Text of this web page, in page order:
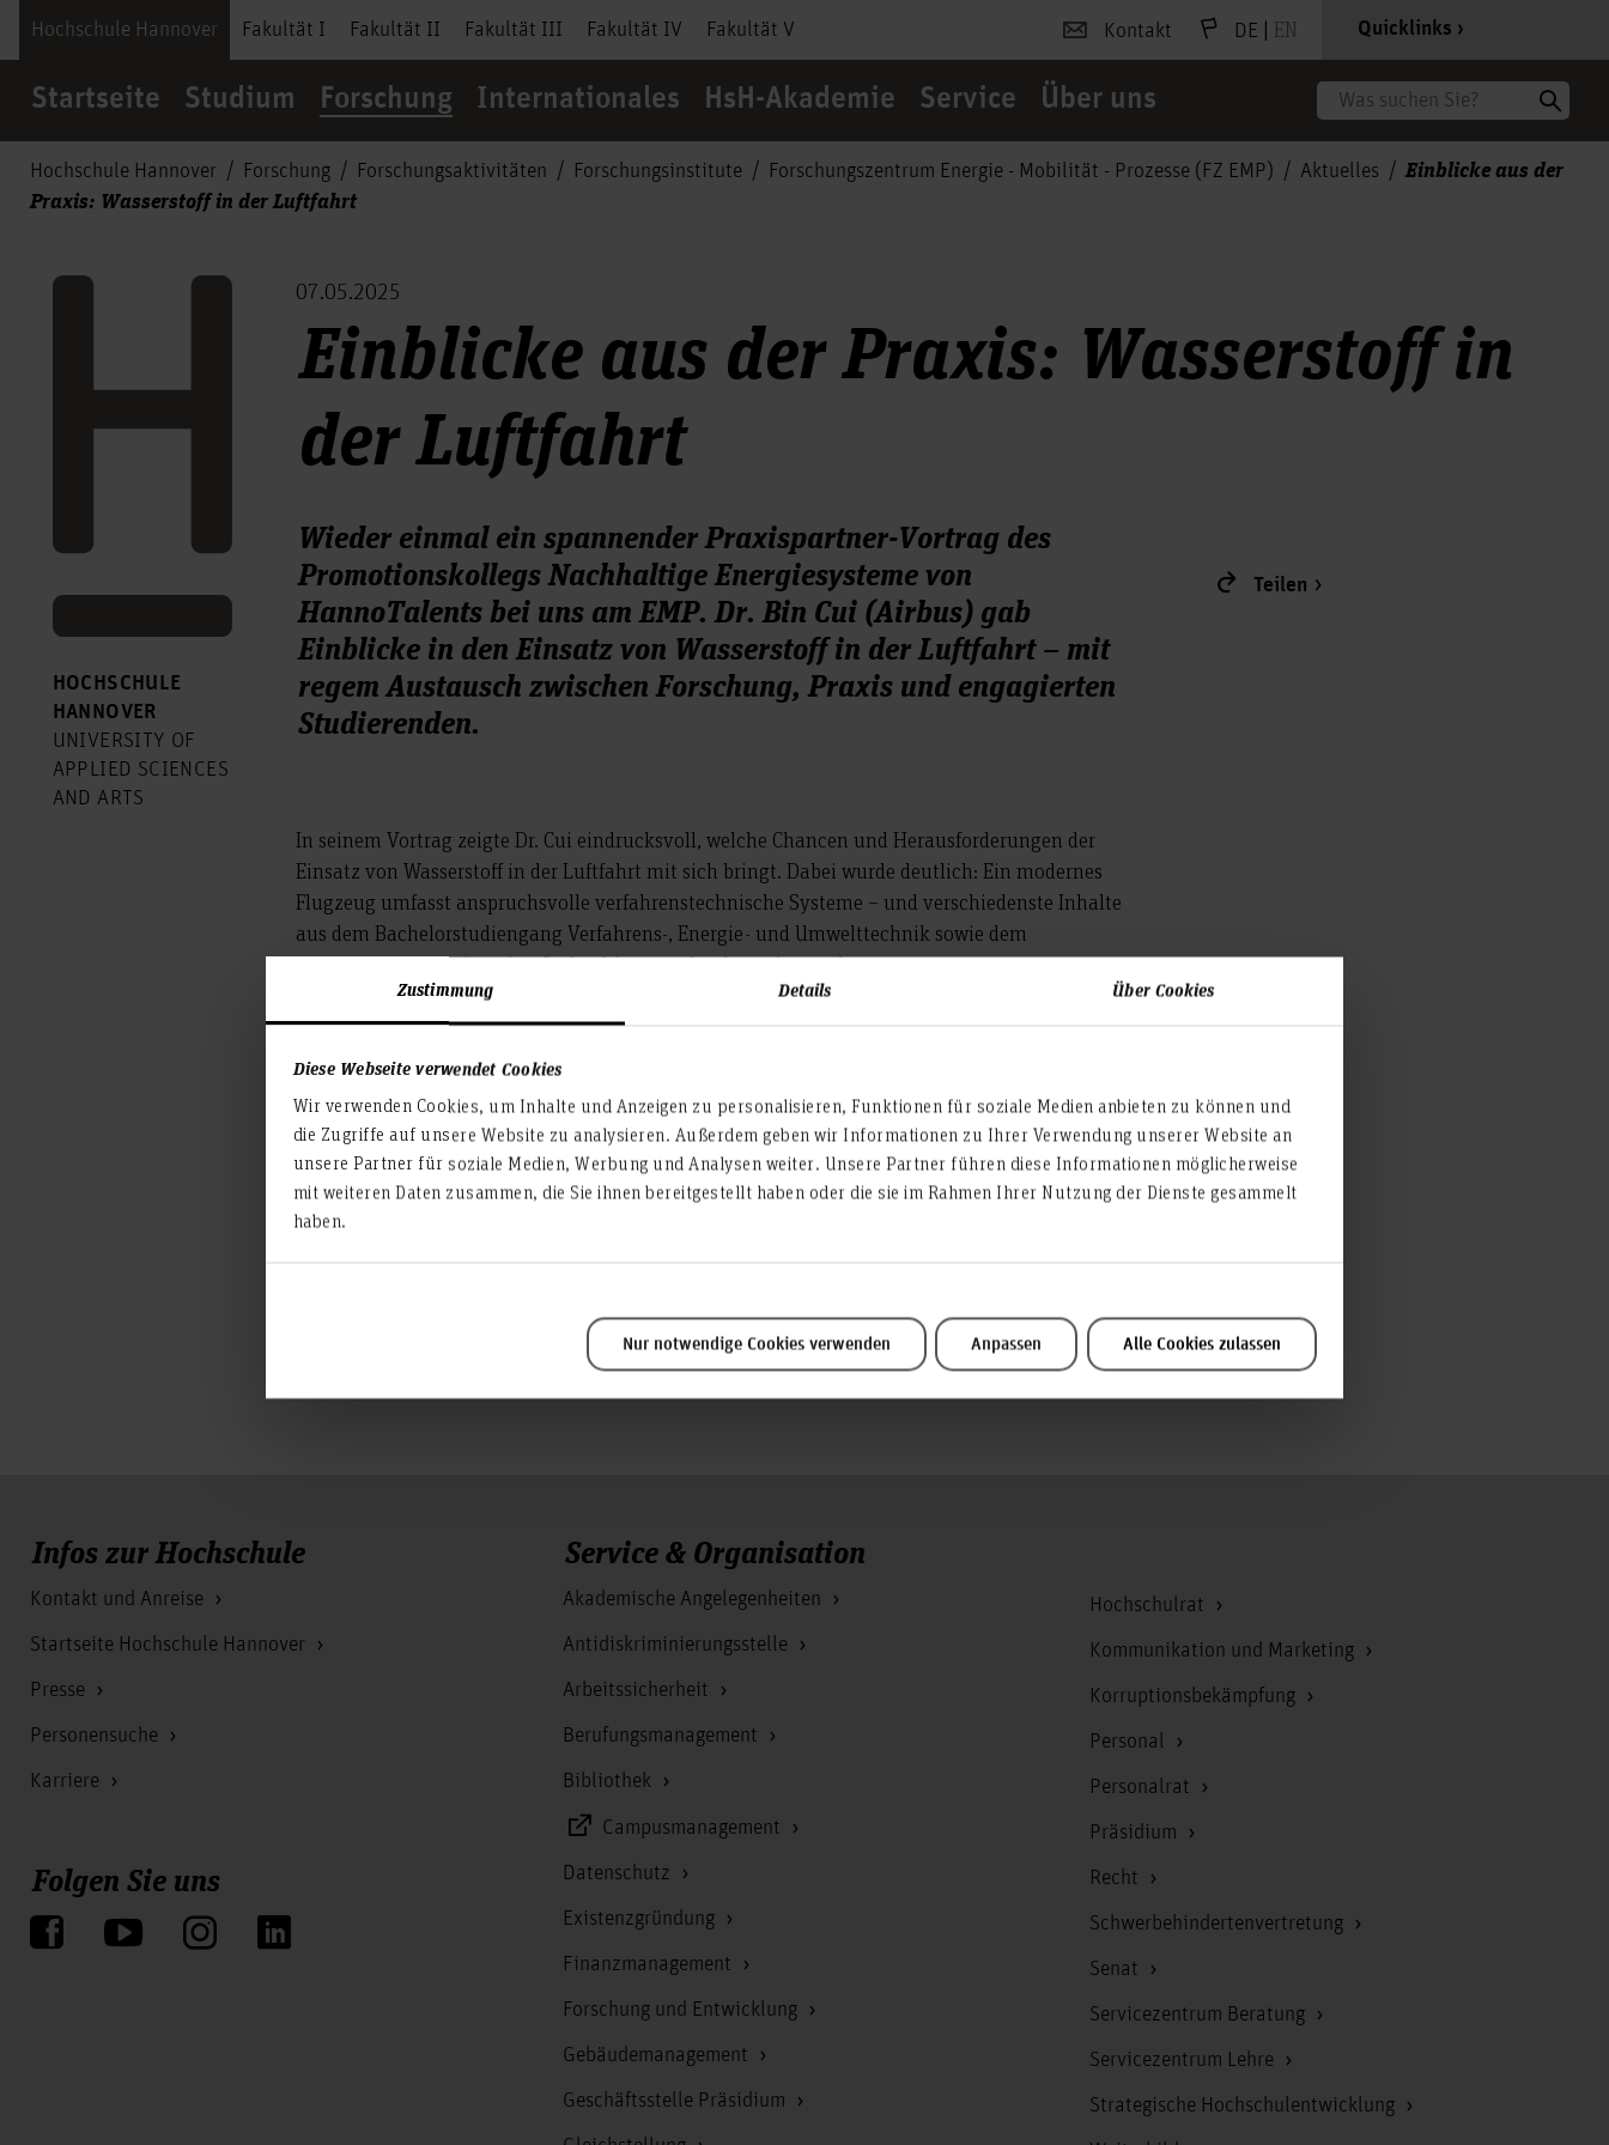
Zustimmung Details Über Cookies
Diese Webseite verwendet Cookies
Wir verwenden Cookies, um Inhalte und Anzeigen zu personalisieren, Funktionen für soziale Medien anbieten zu können und
die Zugriffe auf unsere Website zu analysieren. Außerdem geben wir Informationen zu Ihrer Verwendung unserer Website an
unsere Partner für soziale Medien, Werbung und Analysen weiter. Unsere Partner führen diese Informationen möglicherweise
mit weiteren Daten zusammen, die Sie ihnen bereitgestellt haben oder die sie im Rahmen Ihrer Nutzung der Dienste gesammelt
haben.
Nur notwendige Cookies verwenden Anpassen Alle Cookies zulassen
Hochschule Hannover Fakultät I Fakultät II Fakultät III Fakultät IV Fakultät V Kontakt DE | EN Quicklinks
Startseite Studium Forschung Internationales HsH-Akademie Service Über uns Suche
Hochschule Hannover Forschung Forschungsaktivitäten Forschungsinstitute Forschungszentrum Energie - Mobilität - Prozesse (FZ EMP) Aktuelles
Einblicke aus der
Praxis: Wasserstoff in der Luftfahrt
HOCHSCHULE
HANNOVER
UNIVERSITY OF
APPLIED SCIENCES
AND ARTS
07.05.2025
Einblicke aus der Praxis: Wasserstoff in
der Luftfahrt
Wieder einmal ein spannender Praxispartner-Vortrag des
Promotionskollegs Nachhaltige Energiesysteme von
HannoTalents bei uns am EMP. Dr. Bin Cui (Airbus) gab
Einblicke in den Einsatz von Wasserstoff in der Luftfahrt – mit
regem Austausch zwischen Forschung, Praxis und engagierten
Studierenden.
In seinem Vortrag zeigte Dr. Cui eindrucksvoll, welche Chancen und Herausforderungen der
Einsatz von Wasserstoff in der Luftfahrt mit sich bringt. Dabei wurde deutlich: Ein modernes
Flugzeug umfasst anspruchsvolle verfahrenstechnische Systeme – und verschiedenste Inhalte
aus dem Bachelorstudiengang Verfahrens-, Energie- und Umwelttechnik sowie dem
Master Process Engineering finden hier ganz konkrete Anwendung.
Besonders groß war das Interesse der Studierenden aus den Veranstaltungen Klimaneutrale
Energieversorgung und Thermische Energieanlagen, die mit ihren Fragen und
Diskussionsbeiträgen maßgeblich zum lebendigen Charakter des Vortrags beigetragen haben.
Schon vormerken:
Am 05.06. um 14:00 Uhr geht es weiter!
Kim Henschel von Jaske & Wolf Verfahrenstechnik GmbH spricht in ihrem Vortrag „Effizienz als
Gamechanger: Energie neu denken, Wärme neu nutzen“ über ungenutzte Wärmepotenziale und
Teilen
Infos zur Hochschule
Kontakt und Anreise
Startseite Hochschule Hannover
Presse
Personensuche
Karriere
Folgen Sie uns
Service & Organisation
Akademische Angelegenheiten
Antidiskriminierungsstelle
Arbeitssicherheit
Berufungsmanagement
Bibliothek
Campusmanagement
Datenschutz
Existenzgründung
Finanzmanagement
Forschung und Entwicklung
Gebäudemanagement
Geschäftsstelle Präsidium
Hochschulrat
Kommunikation und Marketing
Korruptionsbekämpfung
Personal
Personalrat
Präsidium
Recht
Schwerbehindertenvertretung
Senat
Servicezentrum Beratung
Servicezentrum Lehre
Strategische Hochschulentwicklung